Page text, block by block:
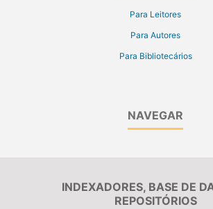
Para Leitores
Para Autores
Para Bibliotecários
NAVEGAR
INDEXADORES, BASE DE
REPOSITÓRIOS